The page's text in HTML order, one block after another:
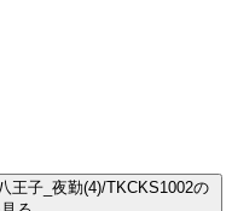
王子_夜勤(4)/TKCKS1002の